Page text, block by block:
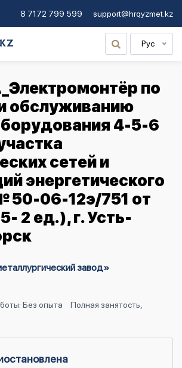
8 7172 799 599 support@hrqyzmet.kz
Рус
по
обслуживанию
4-5-6
сетей и
энергетического
50-06-12э/751 от
2 ед.), г. Усть-
завод»
Без опыта
Полная занятость,